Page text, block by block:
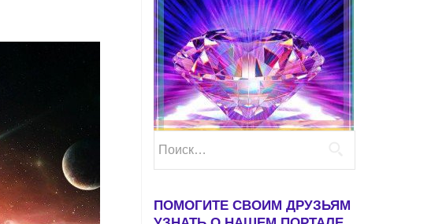
ПОМОГИТЕ СВОИМ ДРУЗЬЯМ